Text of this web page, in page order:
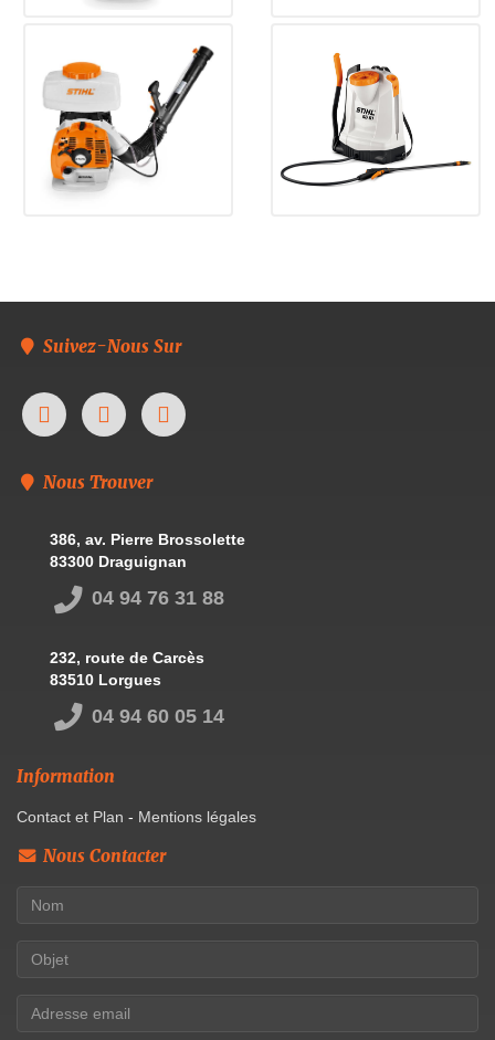
Suivez-Nous Sur
Nous Trouver
386, av. Pierre Brossolette
83300 Draguignan
04 94 76 31 88
232, route de Carcès
83510 Lorgues
04 94 60 05 14
Information
Contact et Plan - Mentions légales
Nous Contacter